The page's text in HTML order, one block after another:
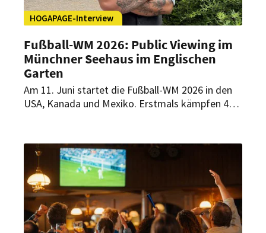
HOGAPAGE-Interview
Fußball-WM 2026: Public Viewing im
Münchner Seehaus im Englischen
Garten
Am 11. Juni startet die Fußball-WM 2026 in den
USA, Kanada und Mexiko. Erstmals kämpfen 48
Englischen Garten in München verfolgen.
Biergartenleiter Vaios Mpardas verrät im
Interview mit HOGAPAGE, was Gäste beim Public
Viewing erwartet, wie sein Team mit den späten
Anstoßzeiten umgeht und welche Prognose er
für das Turnier wagt.